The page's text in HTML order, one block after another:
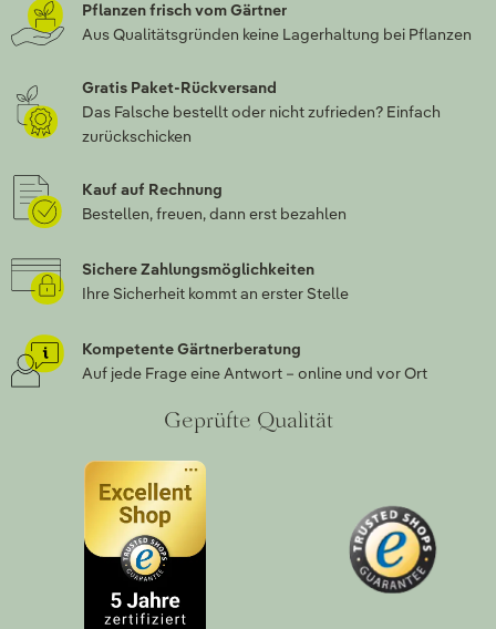
Pflanzen frisch vom Gärtner
Aus Qualitätsgründen keine Lagerhaltung bei Pflanzen
Gratis Paket-Rückversand
Das Falsche bestellt oder nicht zufrieden? Einfach
zurückschicken
Kauf auf Rechnung
Bestellen, freuen, dann erst bezahlen
Sichere Zahlungsmöglichkeiten
Ihre Sicherheit kommt an erster Stelle
Kompetente Gärtnerberatung
Auf jede Frage eine Antwort – online und vor Ort
Geprüfte Qualität